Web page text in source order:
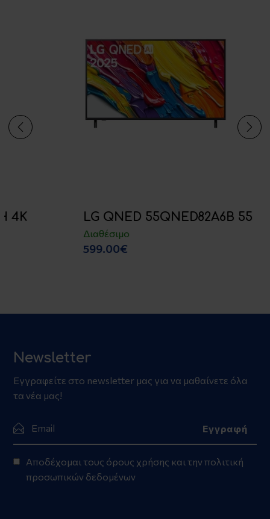
LG QNED 55QNED82A6B 55
Newsletter
Εγγραφείτε στο newsletter μας για να μαθαίνετε όλα
τα νέα μας!
Αποδέχομαι τους όρους χρήσης και την πολιτική
προσωπικών δεδομένων